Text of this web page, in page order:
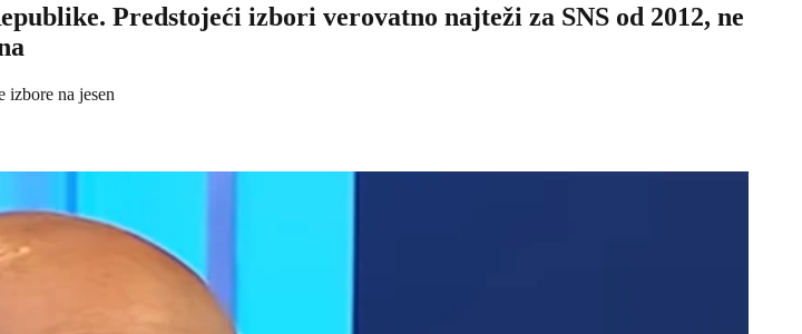
Predstojeći izbori verovatno najteži za SNS od 2012, ne
izbore na jesen